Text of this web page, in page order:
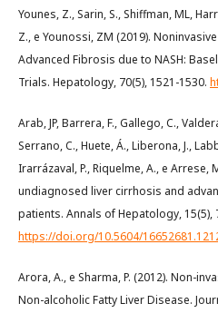
Younes, Z., Sarin, S., Shiffman, ML,
Z., e Younossi, ZM (2019).
Advanced Fibrosis due to NASH:
Trials. Hepatology, 70(5), 1521-1530.
Arab, JP, Barrera, F., Gallego, C.,
Serrano, C., Huete, Á., Liberona, J.,
Irarrázaval, P., Riquelme, A., e Arrese,
undiagnosed liver cirrhosis and
patients. Annals of Hepatology, 15(5),
https://doi.org/10.5604/
Arora, A., e Sharma, P. (2012). Non-
Non-alcoholic Fatty Liver Disease.